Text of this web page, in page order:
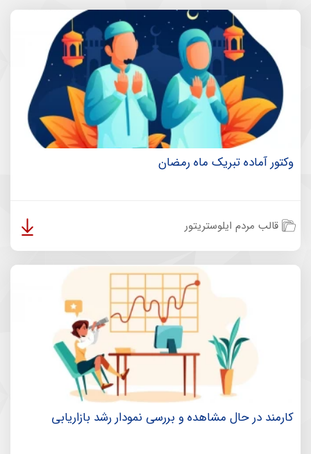
وکتور آماده تبریک ماه رمضان
قالب مردم ایلوستریتور
کارمند در حال مشاهده و بررسی نمودار رشد بازاریابی